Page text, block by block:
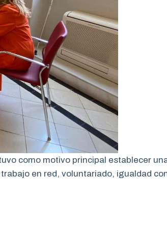
como motivo principal establecer
en red, voluntariado, igualdad